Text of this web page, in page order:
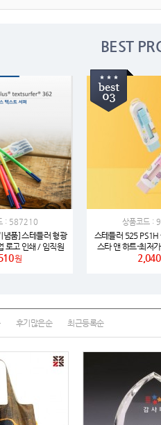
10 AP-100125
12 보조배터리
13 송월타올
에코백
15 AP-100025
17 AP-100050
18 노트
19
20
BEST
: 587210
념품] 스테들러 형광
로고 인쇄 / 임직원
천 / 납기 준수)
원
상품코드 :
스테들러 525 PS1H
스타 앤 하트-최저
2,040
후기많은순 최근등록순